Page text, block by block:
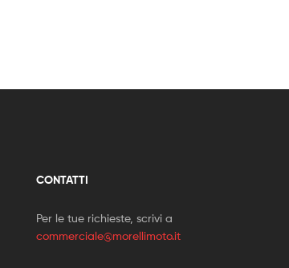
CONTATTI
Per le tue richieste, scrivi a
commerciale@morellimoto.it